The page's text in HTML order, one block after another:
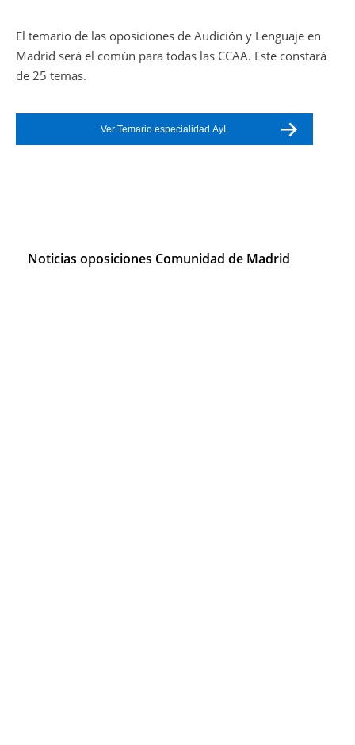
El temario de las oposiciones de Audición y Lenguaje en
Madrid será el común para todas las CCAA. Este constará
de 25 temas.
Ver Temario especialidad AyL
Noticias oposiciones Comunidad de Madrid